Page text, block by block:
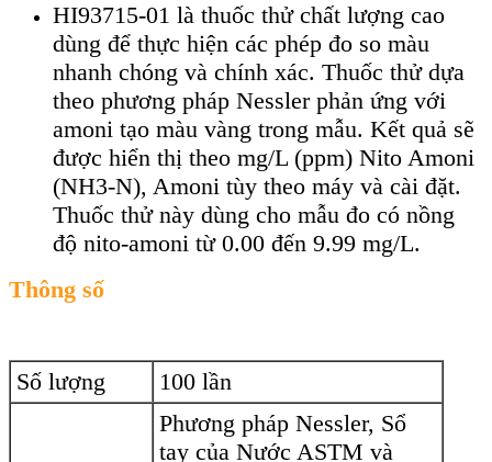
HI93715-01 là thuốc thử chất lượng cao
dùng để thực hiện các phép đo so màu
nhanh chóng và chính xác. Thuốc thử dựa
theo phương pháp Nessler phản ứng với
amoni tạo màu vàng trong mẫu. Kết quả sẽ
được hiển thị theo mg/L (ppm) Nito Amoni
(NH3-N), Amoni tùy theo máy và cài đặt.
Thuốc thử này dùng cho mẫu đo có nồng
độ nito-amoni từ 0.00 đến 9.99 mg/L.
Thông số
Số lượng
100 lần
Phương pháp Nessler, Sổ
tay của Nước ASTM và